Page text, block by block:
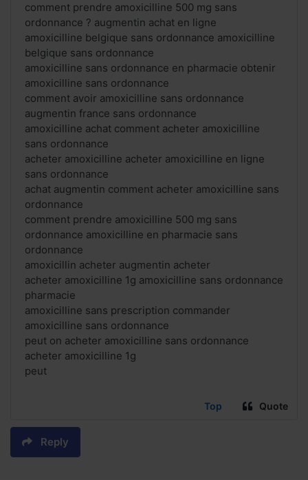
comment prendre amoxicilline 500 mg sans
ordonnance ? augmentin achat en ligne
amoxicilline belgique sans ordonnance amoxicilline
belgique sans ordonnance
amoxicilline sans ordonnance en pharmacie obtenir
amoxicilline sans ordonnance
comment avoir amoxicilline sans ordonnance
augmentin france sans ordonnance
amoxicilline achat comment acheter amoxicilline
sans ordonnance
acheter amoxicilline acheter amoxicilline en ligne
sans ordonnance
achat augmentin comment acheter amoxicilline sans
ordonnance
comment prendre amoxicilline 500 mg sans
ordonnance amoxicilline en pharmacie sans
ordonnance
amoxicillin acheter augmentin acheter
acheter amoxicilline 1g amoxicilline sans ordonnance
pharmacie
amoxicilline sans prescription commander
amoxicilline sans ordonnance
peut on acheter amoxicilline sans ordonnance
acheter amoxicilline 1g
peut
Top Quote
Reply